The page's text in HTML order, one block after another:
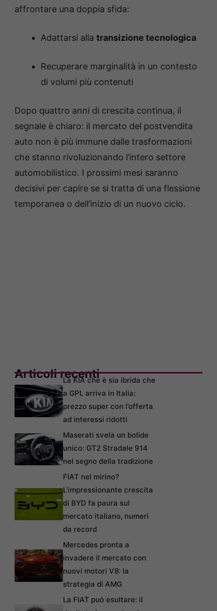
affrontare una doppia sfida:
Adattarsi alla transizione tecnologica
Recuperare marginalità in un contesto
di volumi più contenuti
Dopo quattro anni di crescita continua, il
segnale è chiaro: il mercato del postvendita
auto non è più immune dalle trasformazioni
che stanno rivoluzionando l’intero settore
automobilistico. I prossimi mesi saranno
decisivi per capire se si tratta di una flessione
temporanea o dell’inizio di un nuovo ciclo.
Articoli recentiLa KIA che è sia ibrida che
a GPL arriva in Italia:
prezzo super con l’offerta
ad interessi ridotti
Maserati svela un bolide
unico: GT2 Stradale 914
nel segno della tradizione
FIAT nel mirino?
L’impressionante crescita
di BYD fa paura sul
mercato italiano, numeri
da record
Mercedes pronta a
invadere il mercato con
nuovi motori V8: la
strategia di AMG
La FIAT può esultare: il